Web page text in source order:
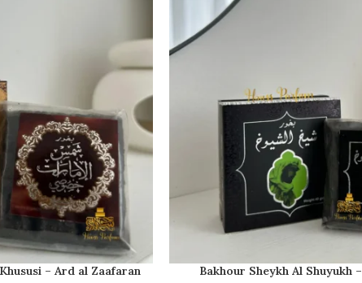
– Ard al Zaafaran Bakhour Sheykh Al Shuyukh